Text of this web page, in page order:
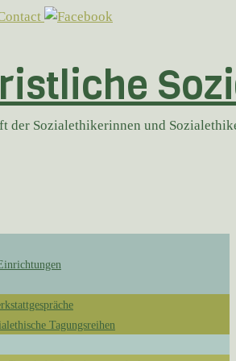
der Sozialethikerinnen und
Tagungsreihen